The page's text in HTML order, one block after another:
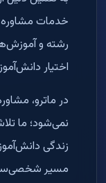
خدمات مشاوره
رشته و
اختیار
در ماترو،
نمی‌شود؛ ما
زندگی
مسیر